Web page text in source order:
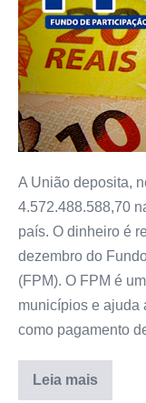
A União deposita,
4.572.488.588,70
país. O dinheiro é
dezembro do
(FPM). O FPM é
municípios e ajuda
como pagamento
Leia mais